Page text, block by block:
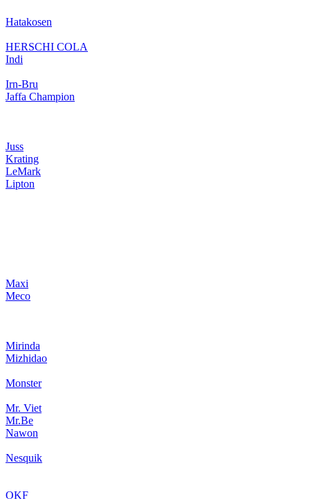
Hatakosen
HERSCHI COLA
Indi
Irn-Bru
Jaffa Champion
Juss
Krating
LeMark
Lipton
Maxi
Meco
Mirinda
Mizhidao
Monster
Mr. Viet
Mr.Be
Nawon
Nesquik
OKF